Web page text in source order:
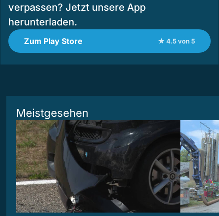
verpassen? Jetzt unsere App
herunterladen.
Zum Play Store ★ 4.5 von 5
Meistgesehen